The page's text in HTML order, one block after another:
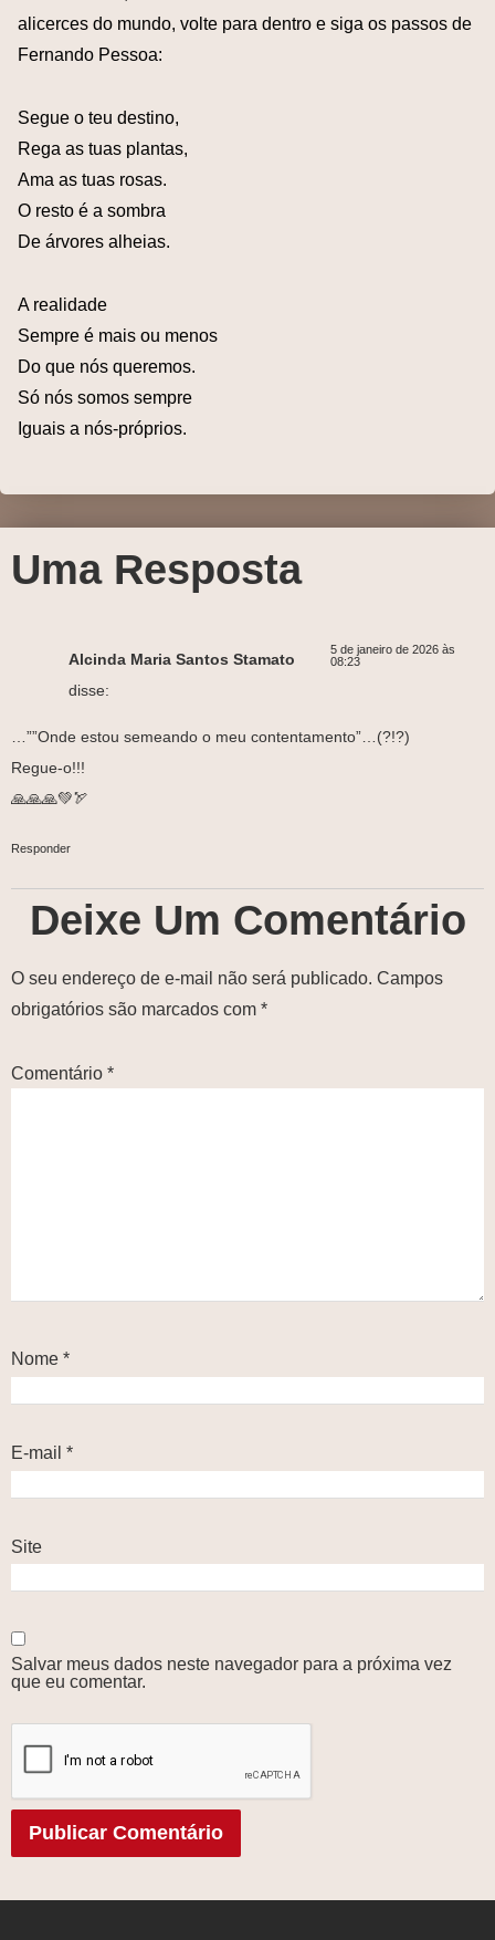
alicerces do mundo, volte para dentro e siga os passos de
Fernando Pessoa:
Segue o teu destino,
Rega as tuas plantas,
Ama as tuas rosas.
O resto é a sombra
De árvores alheias.
A realidade
Sempre é mais ou menos
Do que nós queremos.
Só nós somos sempre
Iguais a nós-próprios.
Uma Resposta
Alcinda Maria Santos Stamato
disse:
5 de janeiro de 2026 às
08:23
…””Onde estou semeando o meu contentamento”…(?!?)
Regue-o!!!
🙏🙏🙏💚🏹
Responder
Deixe Um Comentário
O seu endereço de e-mail não será publicado. Campos
obrigatórios são marcados com *
Comentário *
Nome *
E-mail *
Site
Salvar meus dados neste navegador para a próxima vez
que eu comentar.